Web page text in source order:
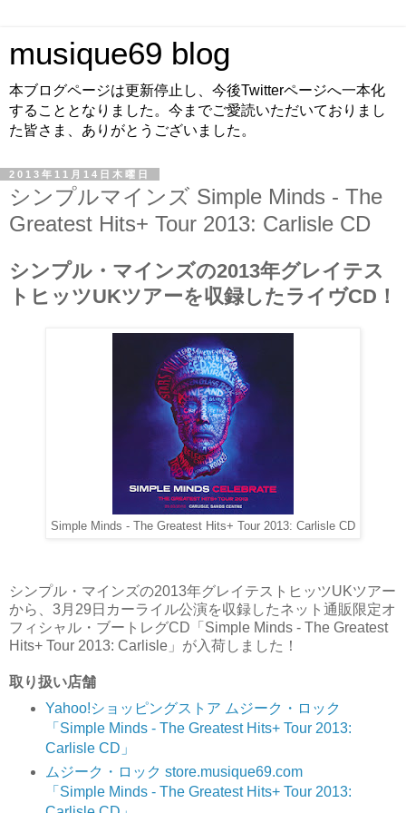
musique69 blog
本ブログページは更新停止し、今後Twitterページへ一本化
することとなりました。今までご愛読いただいておりまし
た皆さま、ありがとうございました。
2013年11月14日木曜日
シンプルマインズ Simple Minds - The
Greatest Hits+ Tour 2013: Carlisle CD
シンプル・マインズの2013年グレイテス
トヒッツUKツアーを収録したライヴCD！
Simple Minds - The Greatest Hits+ Tour 2013: Carlisle CD
シンプル・マインズの2013年グレイテストヒッツUKツアー
から、3月29日カーライル公演を収録したネット通販限定オ
フィシャル・ブートレグCD「Simple Minds - The Greatest
Hits+ Tour 2013: Carlisle」が入荷しました！
取り扱い店舗
Yahoo!ショッピングストア ムジーク・ロック
「Simple Minds - The Greatest Hits+ Tour 2013:
Carlisle CD」
ムジーク・ロック store.musique69.com
「Simple Minds - The Greatest Hits+ Tour 2013: